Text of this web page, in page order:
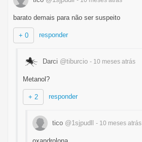
barato demais para não ser suspeito
+ 0 responder
Darci @tiburcio - 10 meses atrás
Metanol?
+ 2 responder
tico @1sjpudll - 10 meses atrás